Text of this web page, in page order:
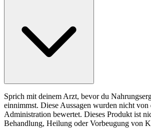
Sprich mit deinem Arzt, bevor du
einnimmst. Diese Aussagen wurden nicht
Administration bewertet. Dieses Produkt ist
Behandlung, Heilung oder Vorbeugung von